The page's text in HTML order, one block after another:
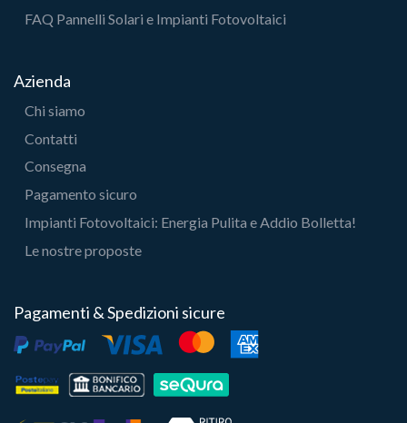
FAQ Pannelli Solari e Impianti Fotovoltaici
Azienda
Chi siamo
Contatti
Consegna
Pagamento sicuro
Impianti Fotovoltaici: Energia Pulita e Addio Bolletta!
Le nostre proposte
Pagamenti & Spedizioni sicure